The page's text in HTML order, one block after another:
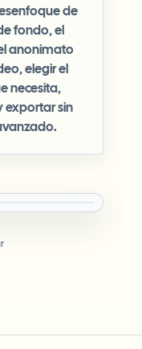
de
fondo, el
anonimato
elegir el
necesita,
exportar sin